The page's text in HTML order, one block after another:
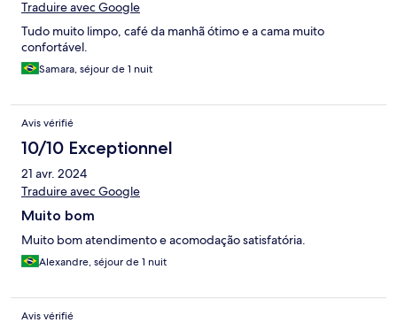
Traduire avec Google
Tudo muito limpo, café da manhã ótimo e a cama muito
confortável.
Samara, séjour de 1 nuit
Avis vérifié
10/10 Exceptionnel
21 avr. 2024
Traduire avec Google
Muito bom
Muito bom atendimento e acomodação satisfatória.
Alexandre, séjour de 1 nuit
Avis vérifié